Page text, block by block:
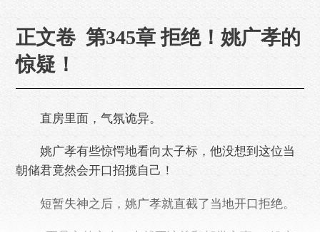
正文卷 第345章 拒绝！姚广孝的
惊疑！
直房里面，气氛诡异。
姚广孝有些惊愕地看向太子标，他没想到这位当
朝储君竟然会开口招揽自己！
短暂失神之后，姚广孝就直截了当地开口拒绝。